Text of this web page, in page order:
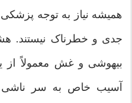
همیشه نیاز به توجه
جدی و خطرناک نیستند.
بیهوشی و غش معمولاً از
آسیب خاص به سر